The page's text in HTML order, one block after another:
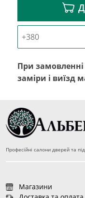
При замовленні
заміри і виїзд
Професійні салони дверей та
Магазини